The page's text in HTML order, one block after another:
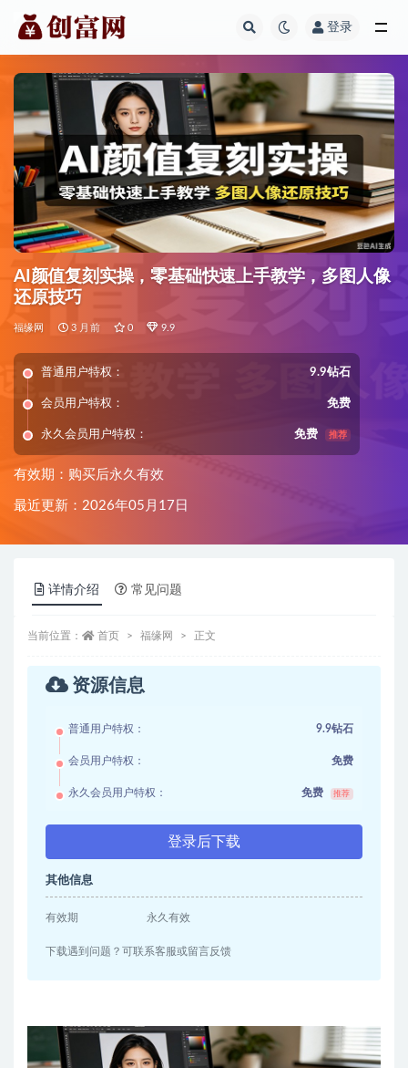
登录
AI颜值复刻实操，零基础快速上手教学，多图人像
还原技巧
福缘网 3 月前 0 9.9
普通用户特权： 9.9钻石
会员用户特权： 免费
永久会员用户特权： 免费 推荐
有效期：购买后永久有效
最近更新：2026年05月17日
详情介绍 常见问题
当前位置： 首页 福缘网 正文
资源信息
普通用户特权： 9.9钻石
会员用户特权： 免费
永久会员用户特权： 免费 推荐
登录后下载
其他信息
有效期 永久有效
下载遇到问题？可联系客服或留言反馈